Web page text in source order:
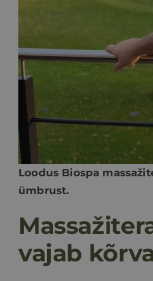
Loodus Biospa
ümbrust.
vajab